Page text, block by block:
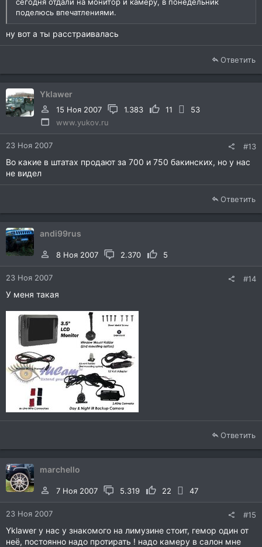
поделюсь впечатлениями.
ну вот а ты расстраивалась
Ответить
Yklawer
15 Ноя 2007 1.383 11
53
www.yukov.ru
23 Ноя 2007 #13
Во какие в штатах продают за 700 и 750 бакинских, но у нас
не видел
Ответить
andi99rus
8 Ноя 2007 2.370 5
23 Ноя 2007 #14
У меня такая
Ответить
marchello
7 Ноя 2007 5.319 22 47
23 Ноя 2007 #15
Yklawer у нас у знакомого на лимузине стоит, гемор один от
неё, постоянно надо протирать ! надо камеру в салон мне